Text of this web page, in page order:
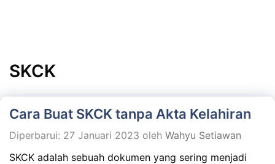
SKCK
Cara Buat SKCK tanpa Akta Kelahiran
Diperbarui: 27 Januari 2023 oleh Wahyu Setiawan
SKCK adalah sebuah dokumen yang sering menjadi